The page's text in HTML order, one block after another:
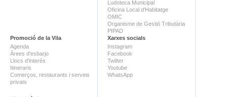
Ludoteca Municipal
Oficina Local d'Habitatge
OMIC
Organisme de Gestió Tributària
PIPAD
Promoció de la Vila
Agenda
Àrees d'esbarjo
Llocs d'interès
Itineraris
Comerços, restaurants i serveis
privats
Xarxes socials
Instagram
Facebook
Twitter
Youtube
WhatsApp